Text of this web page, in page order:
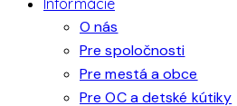
O nás
Pre spoločnosti
Pre mestá a obce
Pre OC a detské kútiky